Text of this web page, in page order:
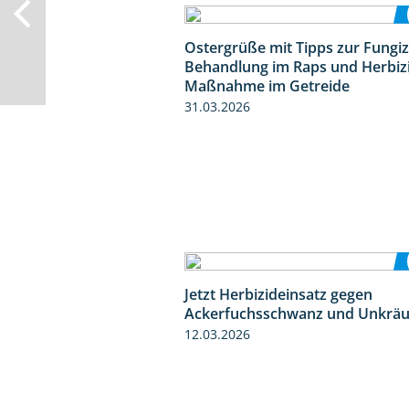
Ostergrüße mit Tipps zur
Behandlung im Raps und
Maßnahme im Getreide
31.03.2026
Jetzt Herbizideinsatz gegen
Ackerfuchsschwanz und
12.03.2026